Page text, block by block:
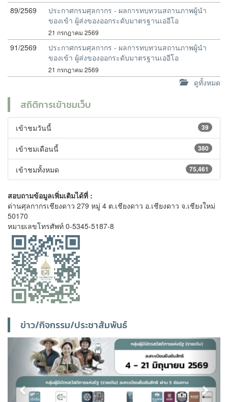
89/2569
ประกาศกรมศุลกากร - ผลการทบทวนสถานภาพผู้นำ
ของเข้า ผู้ส่งของออกระดับมาตรฐานเออีโอ
21 กรกฎาคม 2569
91/2569
ประกาศกรมศุลกากร - ผลการทบทวนสถานภาพผู้นำ
ของเข้า ผู้ส่งของออกระดับมาตรฐานเออีโอ
21 กรกฎาคม 2569
ดูทั้งหมด
สถิติการเข้าชมเว็บ
39
เข้าชมวันนี้
380
เข้าชมเดือนนี้
75,461
เข้าชมทั้งหมด
สอบถามข้อมูลเพิ่มเติมได้ที่ :
ด่านศุลกากรเชียงดาว 279 หมู่ 4 ต.เชียงดาว อ.เชียงดาว จ.เชียงใหม่
50170
หมายเลขโทรศัพท์ 0-5345-5187-8
ข่าว/กิจกรรม/ประชาสัมพันธ์
Previous Next